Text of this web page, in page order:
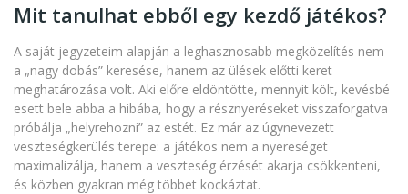
Mit tanulhat ebből egy kezdő játékos?
A saját jegyzeteim alapján a leghasznosabb megközelítés nem
a „nagy dobás” keresése, hanem az ülések előtti keret
meghatározása volt. Aki előre eldöntötte, mennyit költ, kevésbé
esett bele abba a hibába, hogy a résznyeréseket visszaforgatva
próbálja „helyrehozni” az estét. Ez már az úgynevezett
veszteségkerülés terepe: a játékos nem a nyereséget
maximalizálja, hanem a veszteség érzését akarja csökkenteni,
és közben gyakran még többet kockáztat.